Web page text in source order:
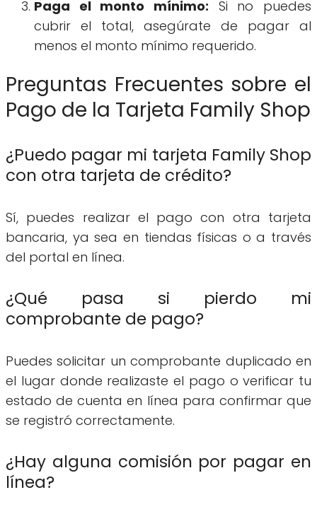
Paga el monto mínimo: Si no puedes
cubrir el total, asegúrate de pagar al
menos el monto mínimo requerido.
Preguntas Frecuentes sobre el
Pago de la Tarjeta Family Shop
¿Puedo pagar mi tarjeta Family Shop
con otra tarjeta de crédito?
Sí, puedes realizar el pago con otra tarjeta
bancaria, ya sea en tiendas físicas o a través
del portal en línea.
¿Qué pasa si pierdo mi
comprobante de pago?
Puedes solicitar un comprobante duplicado en
el lugar donde realizaste el pago o verificar tu
estado de cuenta en línea para confirmar que
se registró correctamente.
¿Hay alguna comisión por pagar en
línea?